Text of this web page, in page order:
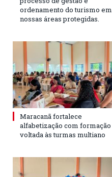
ordenamento do turismo em
nossas áreas protegidas.
Maracanã fortalece
alfabetização com formação
voltada às turmas multiano